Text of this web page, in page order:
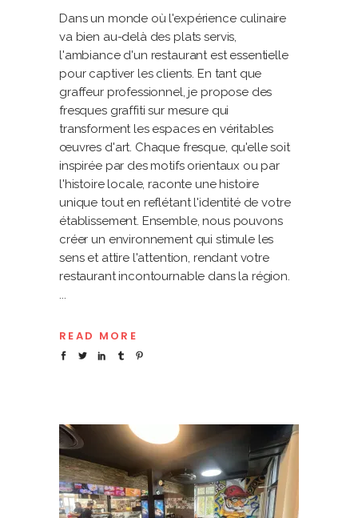
Dans un monde où l'expérience culinaire
va bien au-delà des plats servis,
l'ambiance d'un restaurant est essentielle
pour captiver les clients. En tant que
graffeur professionnel, je propose des
fresques graffiti sur mesure qui
transforment les espaces en véritables
œuvres d'art. Chaque fresque, qu'elle soit
inspirée par des motifs orientaux ou par
l'histoire locale, raconte une histoire
unique tout en reflétant l'identité de votre
établissement. Ensemble, nous pouvons
créer un environnement qui stimule les
sens et attire l'attention, rendant votre
restaurant incontournable dans la région.
READ MORE